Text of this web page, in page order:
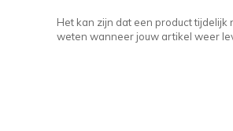
Het kan zijn dat een product
weten wanneer jouw artikel weer